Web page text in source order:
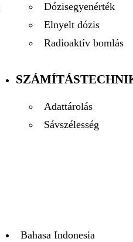
Dózisegyenérték
Elnyelt dózis
Radioaktív bomlás
Adattárolás
Sávszélesség
Bahasa Indonesia